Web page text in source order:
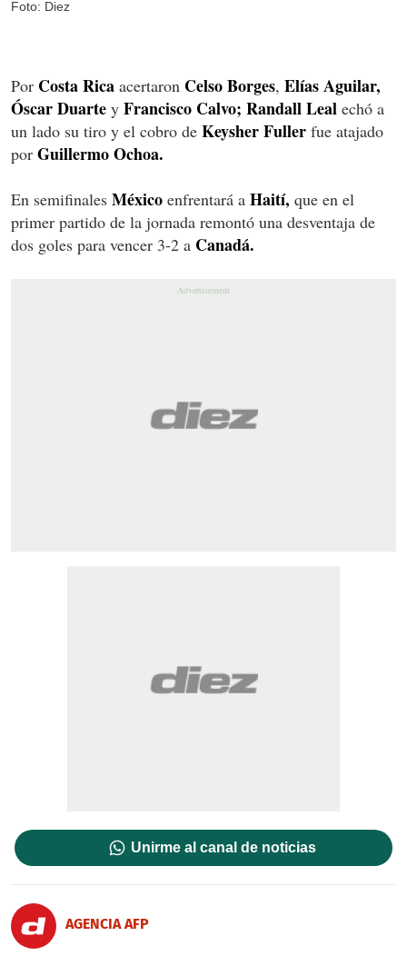
Foto: Diez
Por Costa Rica acertaron Celso Borges, Elías Aguilar,
Óscar Duarte y Francisco Calvo; Randall Leal echó a
un lado su tiro y el cobro de Keysher Fuller fue atajado
por Guillermo Ochoa.
En semifinales México enfrentará a Haití, que en el
primer partido de la jornada remontó una desventaja de
dos goles para vencer 3-2 a Canadá.
Unirme al canal de noticias
AGENCIA AFP